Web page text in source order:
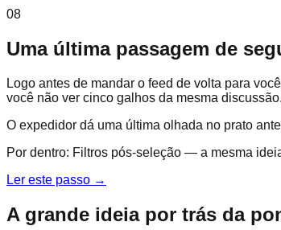
08
Uma última passagem de
Logo antes de mandar o feed de volta para
você não ver cinco galhos da mesma discussão.
O expedidor dá uma última olhada no prato
Por dentro: Filtros pós-seleção — a mesma
Ler este passo →
A grande ideia por trás da